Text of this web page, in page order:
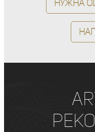
Нужна